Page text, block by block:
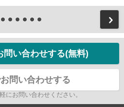
問い合わせする(無料)
問い合わせする
にお問い合わせください。